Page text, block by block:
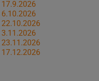
17.9.2026
6.10.2026
22.10.2026
3.11.2026
23.11.2026
17.12.2026